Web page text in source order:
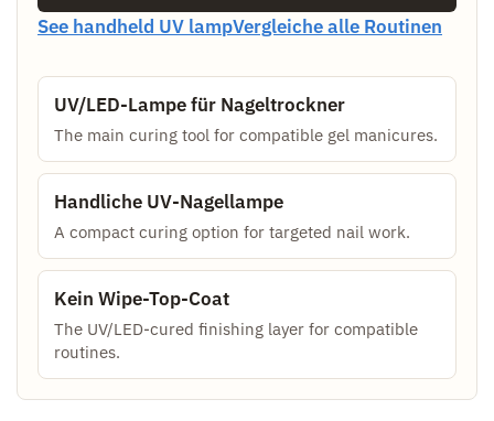
See handheld UV lampVergleiche alle Routinen
UV/LED-Lampe für Nageltrockner
The main curing tool for compatible gel manicures.
Handliche UV-Nagellampe
A compact curing option for targeted nail work.
Kein Wipe-Top-Coat
The UV/LED-cured finishing layer for compatible
routines.